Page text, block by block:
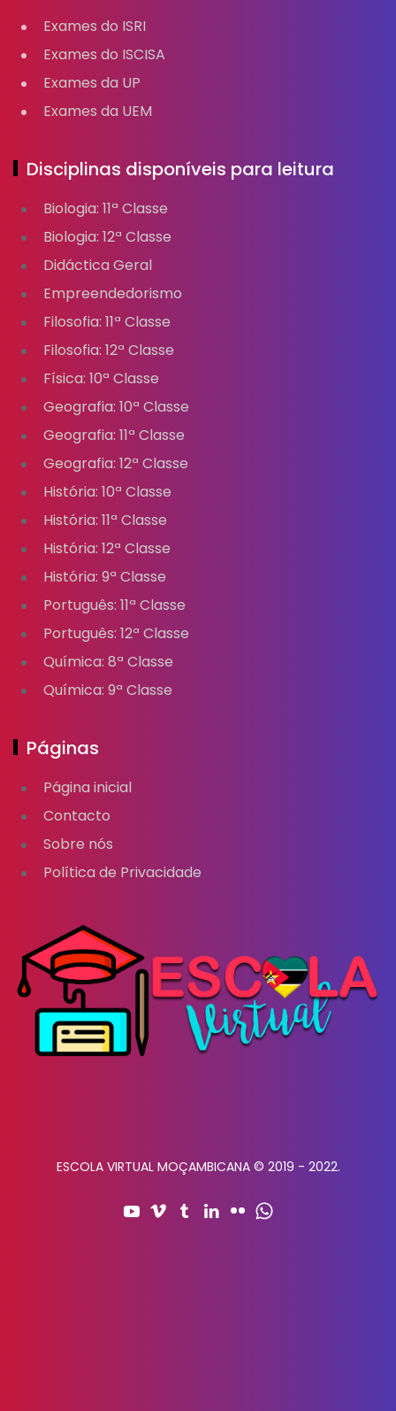
Exames do ISRI
Exames do ISCISA
Exames da UP
Exames da UEM
Disciplinas disponíveis para leitura
Biologia: 11ª Classe
Biologia: 12ª Classe
Didáctica Geral
Empreendedorismo
Filosofia: 11ª Classe
Filosofia: 12ª Classe
Física: 10ª Classe
Geografia: 10ª Classe
Geografia: 11ª Classe
Geografia: 12ª Classe
História: 10ª Classe
História: 11ª Classe
História: 12ª Classe
História: 9ª Classe
Português: 11ª Classe
Português: 12ª Classe
Química: 8ª Classe
Química: 9ª Classe
Páginas
Página inicial
Contacto
Sobre nós
Política de Privacidade
ESCOLA VIRTUAL MOÇAMBICANA © 2019 - 2022.